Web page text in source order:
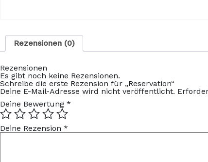
Rezensionen (0)
Rezensionen
Es gibt noch keine Rezensionen.
Schreibe die erste Rezension für „Reservation“
Deine E-Mail-Adresse wird nicht veröffentlicht.
Deine Bewertung *
Deine Rezension *